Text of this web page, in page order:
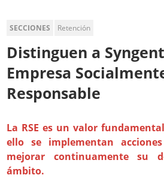
SECCIONES Retención
Distinguen a
Empresa
Responsable
La RSE es un valor
ello se implementan
mejorar continuamente su
ámbito.